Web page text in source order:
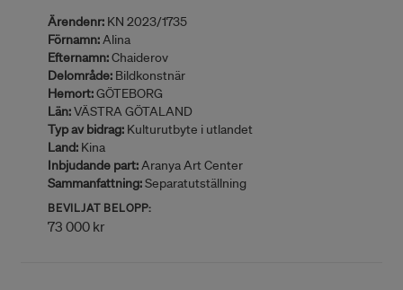
Ärendenr: KN 2023/1735
Förnamn:Alina
Efternamn:Chaiderov
Delområde: Bildkonstnär
Hemort:GÖTEBORG
Län:VÄSTRA GÖTALAND
Typ av bidrag: Kulturutbyte i utlandet
Land: Kina
Inbjudande part:Aranya Art Center
Sammanfattning:Separatutställning
BEVILJAT BELOPP:
73 000 kr